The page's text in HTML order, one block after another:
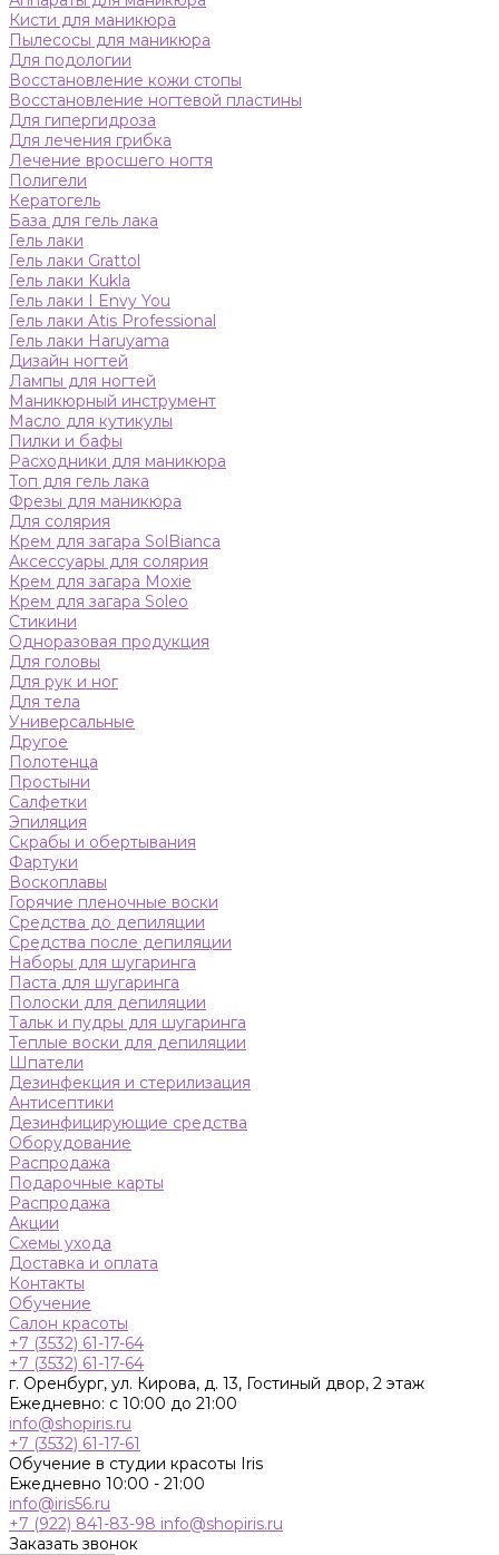
Кисти для маникюра
Пылесосы для маникюра
Для подологии
Восстановление кожи стопы
Восстановление ногтевой пластины
Для гипергидроза
Для лечения грибка
Лечение вросшего ногтя
Полигели
Кератогель
База для гель лака
Гель лаки
Гель лаки Grattol
Гель лаки Kukla
Гель лаки I Envy You
Гель лаки Atis Professional
Гель лаки Haruyama
Дизайн ногтей
Лампы для ногтей
Маникюрный инструмент
Масло для кутикулы
Пилки и бафы
Расходники для маникюра
Топ для гель лака
Фрезы для маникюра
Для солярия
Крем для загара SolBianca
Аксессуары для солярия
Крем для загара Moxie
Крем для загара Soleo
Стикини
Одноразовая продукция
Для головы
Для рук и ног
Для тела
Универсальные
Другое
Полотенца
Простыни
Салфетки
Эпиляция
Скрабы и обертывания
Фартуки
Воскоплавы
Горячие пленочные воски
Средства до депиляции
Средства после депиляции
Наборы для шугаринга
Паста для шугаринга
Полоски для депиляции
Тальк и пудры для шугаринга
Теплые воски для депиляции
Шпатели
Дезинфекция и стерилизация
Антисептики
Дезинфицирующие средства
Оборудование
Распродажа
Подарочные карты
Распродажа
Акции
Схемы ухода
Доставка и оплата
Контакты
Обучение
Салон красоты
+7 (3532) 61-17-64
+7 (3532) 61-17-64
г. Оренбург, ул. Кирова, д. 13, Гостиный двор, 2 этаж
Ежедневно: с 10:00 до 21:00
info@shopiris.ru
+7 (3532) 61-17-61
Обучение в студии красоты Iris
Ежедневно 10:00 - 21:00
info@iris56.ru
+7 (922) 841-83-98 info@shopiris.ru
Заказать звонок